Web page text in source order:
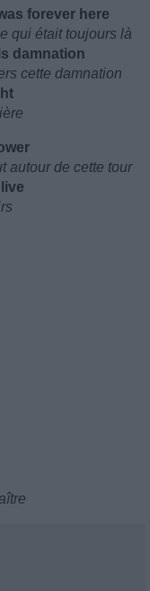
forever here
qui était toujours là
damnation
cette damnation
autour de cette tour